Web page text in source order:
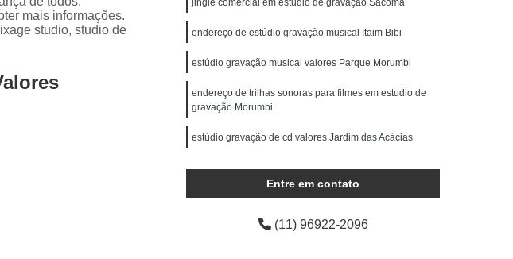
Gravar Audiobook Estúdio de Locução
Locução Feminina
Locução Profissional
Locução Promocional
Serviço de Locução
Fazer Mixagem de Músicas
Produtora de áudio Estudio
Produtora de Som
Produtora Som
mais informações.
studio, studio de
jingle comercial em estudio de gravação Sacomã
endereço de estúdio gravação musical Itaim Bibi
estúdio gravação musical valores Parque Morumbi
endereço de trilhas sonoras para filmes em estudio de
gravação Morumbi
estúdio gravação de cd valores Jardim das Acácias
Entre em contato
(11) 96922-2096